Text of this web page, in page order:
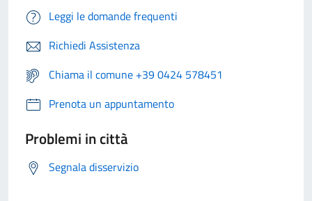
Leggi le domande frequenti
Richiedi Assistenza
Chiama il comune +39 0424 578451
Prenota un appuntamento
Problemi in città
Segnala disservizio